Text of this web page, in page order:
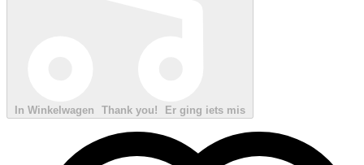
In Winkelwagen Thank you! Er ging iets mis